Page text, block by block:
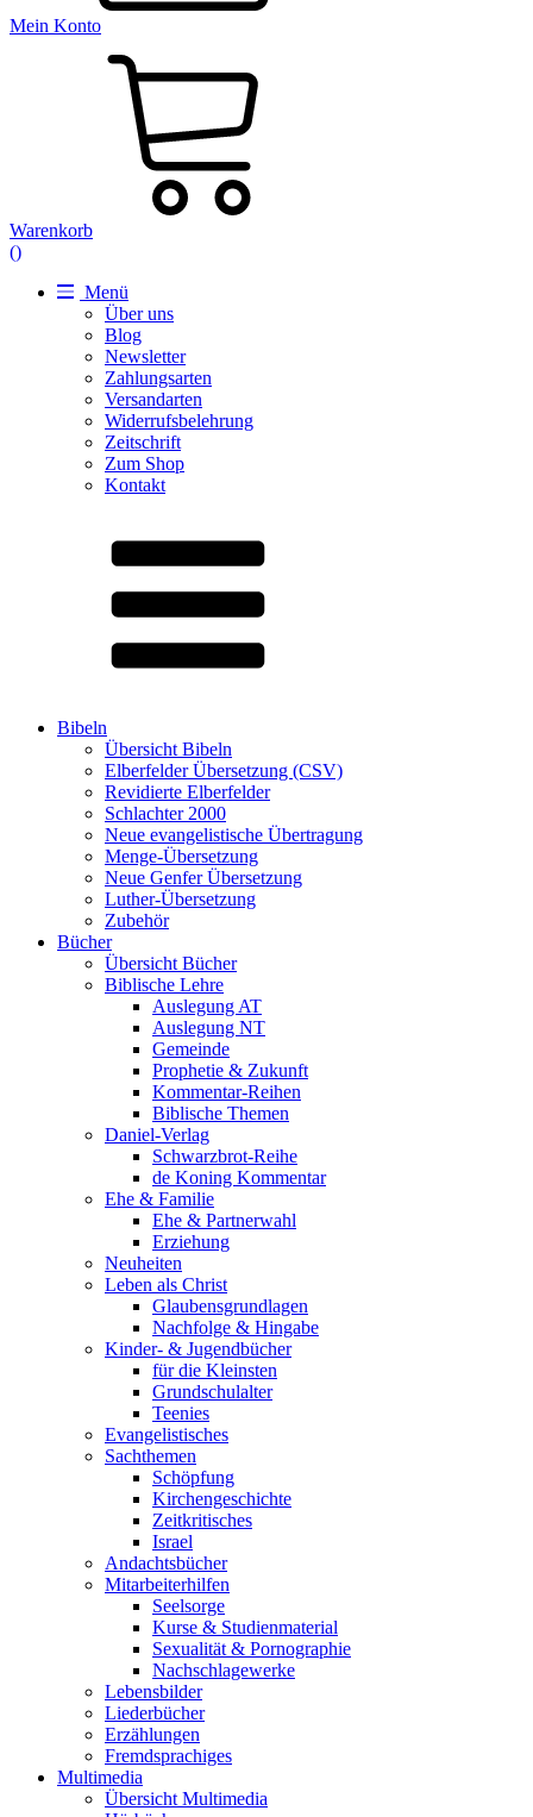
Mein Konto
Warenkorb
()
Menü
Über uns
Blog
Newsletter
Zahlungsarten
Versandarten
Widerrufsbelehrung
Zeitschrift
Zum Shop
Kontakt
Bibeln
Übersicht Bibeln
Elberfelder Übersetzung (CSV)
Revidierte Elberfelder
Schlachter 2000
Neue evangelistische Übertragung
Menge-Übersetzung
Neue Genfer Übersetzung
Luther-Übersetzung
Zubehör
Bücher
Übersicht Bücher
Biblische Lehre
Auslegung AT
Auslegung NT
Gemeinde
Prophetie & Zukunft
Kommentar-Reihen
Biblische Themen
Daniel-Verlag
Schwarzbrot-Reihe
de Koning Kommentar
Ehe & Familie
Ehe & Partnerwahl
Erziehung
Neuheiten
Leben als Christ
Glaubensgrundlagen
Nachfolge & Hingabe
Kinder- & Jugendbücher
für die Kleinsten
Grundschulalter
Teenies
Evangelistisches
Sachthemen
Schöpfung
Kirchengeschichte
Zeitkritisches
Israel
Andachtsbücher
Mitarbeiterhilfen
Seelsorge
Kurse & Studienmaterial
Sexualität & Pornographie
Nachschlagewerke
Lebensbilder
Liederbücher
Erzählungen
Fremdsprachiges
Multimedia
Übersicht Multimedia